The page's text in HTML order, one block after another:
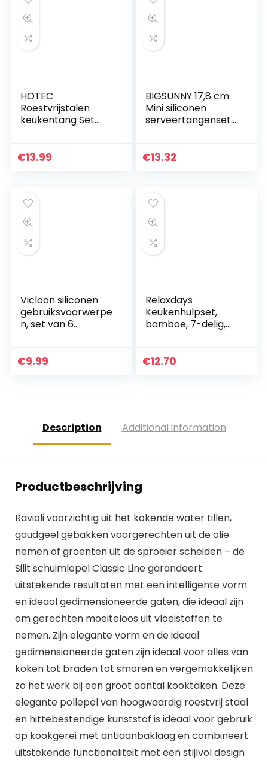
HOTEC
Roestvrijstalen
keukentang Set
metalen
€13.99
BIGSUNNY 17,8 cm
Mini siliconen
serveertangenset
€13.32
Vicloon siliconen
gebruiksvoorwerpe
n, set van 6
lepel, spatel,
€9.99
Relaxdays
Keukenhulpset,
bamboe, 7-delig,
houten lepels,
€12.70
Description Additional information
Productbeschrijving
Ravioli voorzichtig uit het kokende water tillen,
goudgeel gebakken voorgerechten uit de olie
nemen of groenten uit de sproeier scheiden – de
Silit schuimlepel Classic Line garandeert
uitstekende resultaten met een intelligente vorm
en ideaal gedimensioneerde gaten, die ideaal zijn
om gerechten moeiteloos uit vloeistoffen te
nemen. Zijn elegante vorm en de ideaal
gedimensioneerde gaten zijn ideaal voor alles van
koken tot braden tot smoren en vergemakkelijken
zo het werk bij een groot aantal kooktaken. Deze
elegante pollepel van hoogwaardig roestvrij staal
en hittebestendige kunststof is ideaal voor gebruik
op kookgerei met antiaanbaklaag en combineert
uitstekende functionaliteit met een stijlvol design